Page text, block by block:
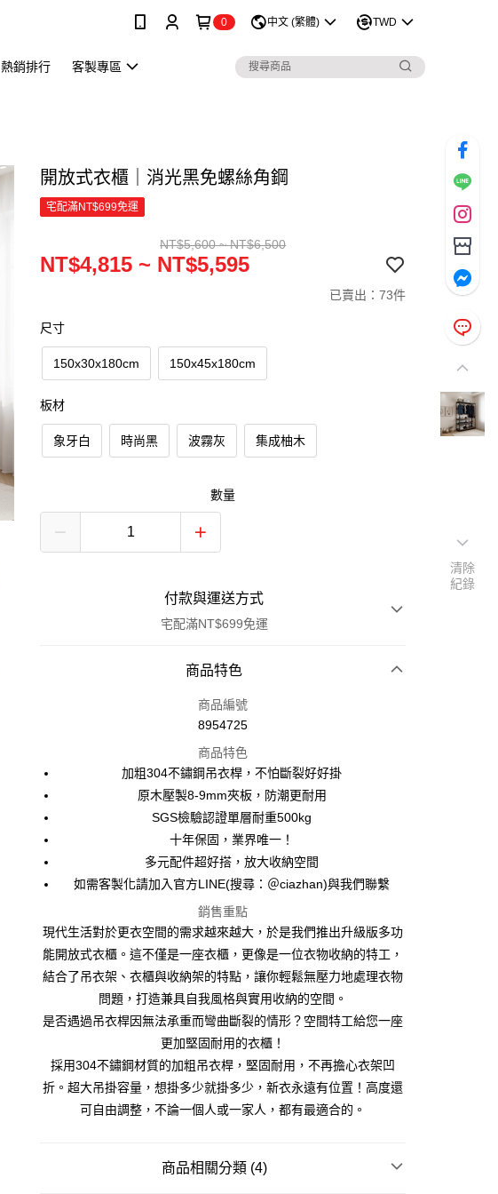
0 中文 (繁體) TWD
熱銷排行 客製專區
開放式衣櫃｜消光黑免螺絲角鋼
宅配滿NT$699免運
NT$5,600 ~ NT$6,500
NT$4,815 ~ NT$5,595
已賣出：73件
尺寸
150x30x180cm 150x45x180cm
板材
象牙白 時尚黑 波霧灰 集成柚木
數量
付款與運送方式
宅配滿NT$699免運
付款方式
信用卡一次付款
3 期 0 利率 每期 NT$1,605 21家銀行
合作金庫商業銀行
第一商業銀行
華南商業銀行
彰化商業銀行
國泰世華商業銀行
兆豐國際商業銀行
臺灣中小企業銀行
台中商業銀行
匯豐（台灣）商業銀行
華泰商業銀行
玉山商業銀行
星展（台灣）商業銀行
台新國際商業銀行
中國信託商業銀行
台灣樂天信用卡公司
6 期 0 利率 每期NT$802
合作金庫商業銀行
第一商業銀行
華南商業銀行
上海商業儲蓄銀行
台北富邦商業銀行
臺灣中小企業銀行
台中商業銀行
聯邦商業銀行
遠東國際商業銀行
元大商業銀行
永豐商業銀行
台新國際商業銀行
中國信託商業銀行
台灣樂天信用卡公司
LINE Pay
Apple Pay
悠遊付
Google Pay
全盈+PAY
大哥付你分期
【大哥付你分期使用說明】
1.本服務由台灣大哥大提供，台灣大哥大用戶可立即使用無須另外申請。
2.付款方式選擇「大哥付你分期」，訂單成立後會自動跳轉到大哥付的交易
流程，驗證手機門號後，選擇欲分期的期數、繳款截止日，確認付款後即
完成交易。
3.實際核准額度、可分期數及費用金額請依後續交易確認頁面所載為準。
【繳款方式說明】
AFTEE先享後付
相關說明
AFTEE先享後付是「在收到商品之後才付款」的支付方式。 讓您購物簡單
便利好安心！
運送方式
每筆NT$130，滿NT$699(含以上)免運費
商品特色
商品編號
8954725
商品特色
加粗304不鏽鋼吊衣桿，不怕斷裂好好掛
原木壓製8-9mm夾板，防潮更耐用
SGS檢驗認證單層耐重500kg
十年保固，業界唯一！
多元配件超好搭，放大收納空間
如需客製化請加入官方LINE(搜尋：＠ciazhan)與我們聯繫
銷售重點
現代生活對於更衣空間的需求越來越大，於是我們推出升級版多功
能開放式衣櫃。這不僅是一座衣櫃，更像是一位衣物收納的特工，
結合了吊衣架、衣櫃與收納架的特點，讓你輕鬆無壓力地處理衣物
問題，打造兼具自我風格與實用收納的空間。
是否遇過吊衣桿因無法承重而彎曲斷裂的情形？空間特工給您一座
更加堅固耐用的衣櫃！
採用304不鏽鋼材質的加粗吊衣桿，堅固耐用，不再擔心衣架凹
折。超大吊掛容量，想掛多少就掛多少，新衣永遠有位置！高度還
可自由調整，不論一個人或一家人，都有最適合的。
商品相關分類 (4)
清除
紀錄